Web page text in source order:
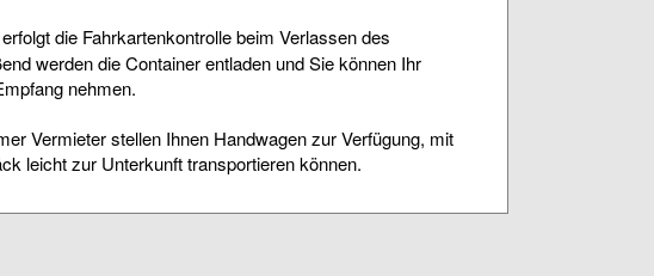
erfolgt die Fahrkartenkontrolle beim Verlassen des
werden die Container entladen und Sie können Ihr
nehmen.
Vermieter stellen Ihnen Handwagen zur Verfügung, mit
leicht zur Unterkunft transportieren können.